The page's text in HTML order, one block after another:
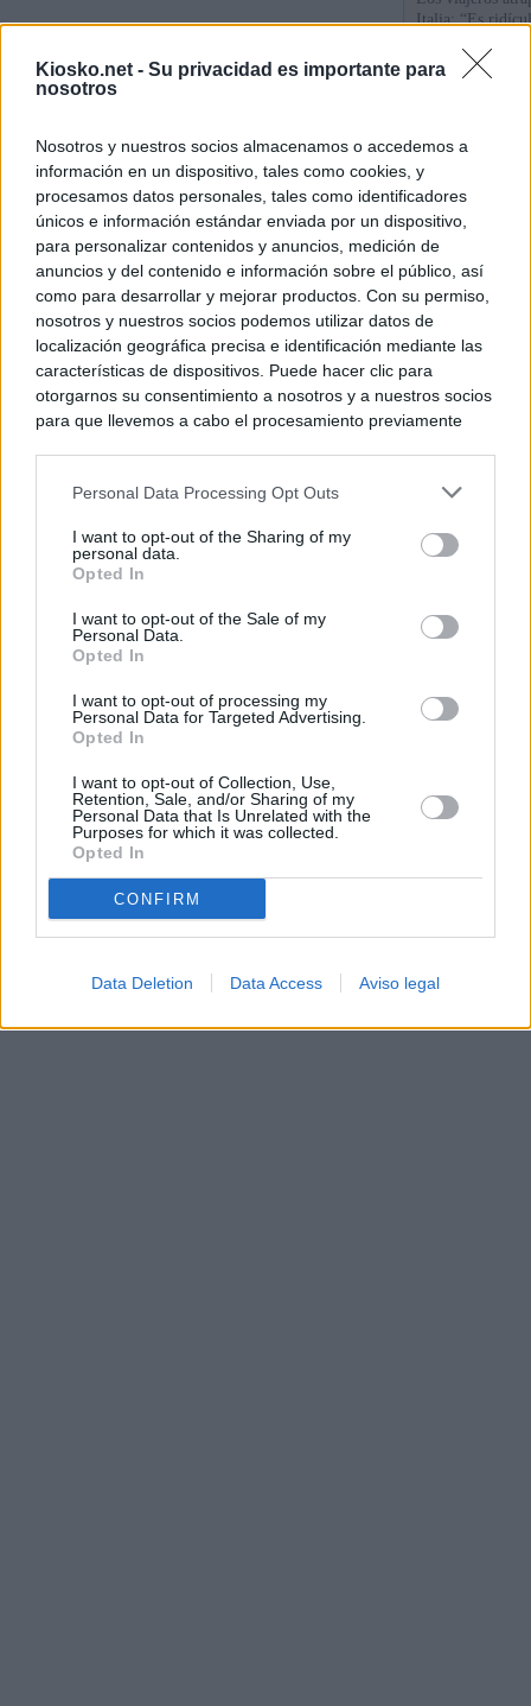
Kiosko.net - Su privacidad es importante para
nosotros
Nosotros y nuestros socios almacenamos o accedemos a
información en un dispositivo, tales como cookies, y
procesamos datos personales, tales como identificadores
únicos e información estándar enviada por un dispositivo,
para personalizar contenidos y anuncios, medición de
anuncios y del contenido e información sobre el público, así
como para desarrollar y mejorar productos. Con su permiso,
nosotros y nuestros socios podemos utilizar datos de
localización geográfica precisa e identificación mediante las
características de dispositivos. Puede hacer clic para
otorgarnos su consentimiento a nosotros y a nuestros socios
para que llevemos a cabo el procesamiento previamente
negar su consentimiento. Tenga en cuenta que algún
de su consentimiento, pero usted tiene el derecho de
rechazar tal procesamiento. Sus preferencias se aplicarán
cualquier momento entrando de nuevo en este sitio web o
visitando nuestra política de privacidad.
Personal Data Processing Opt Outs
I want to opt-out of the Sharing of my
personal data.
Opted In
I want to opt-out of the Sale of my
Personal Data.
Opted In
I want to opt-out of processing my
Personal Data for Targeted Advertising.
Opted In
I want to opt-out of Collection, Use,
Retention, Sale, and/or Sharing of my
Personal Data that Is Unrelated with the
Purposes for which it was collected.
Opted In
CONFIRM
Data Deletion Data Access Aviso legal
Italia: “Es
"Solo
Sánchez
© Kiosko.net Aviso Legal Privacidad y Cookies